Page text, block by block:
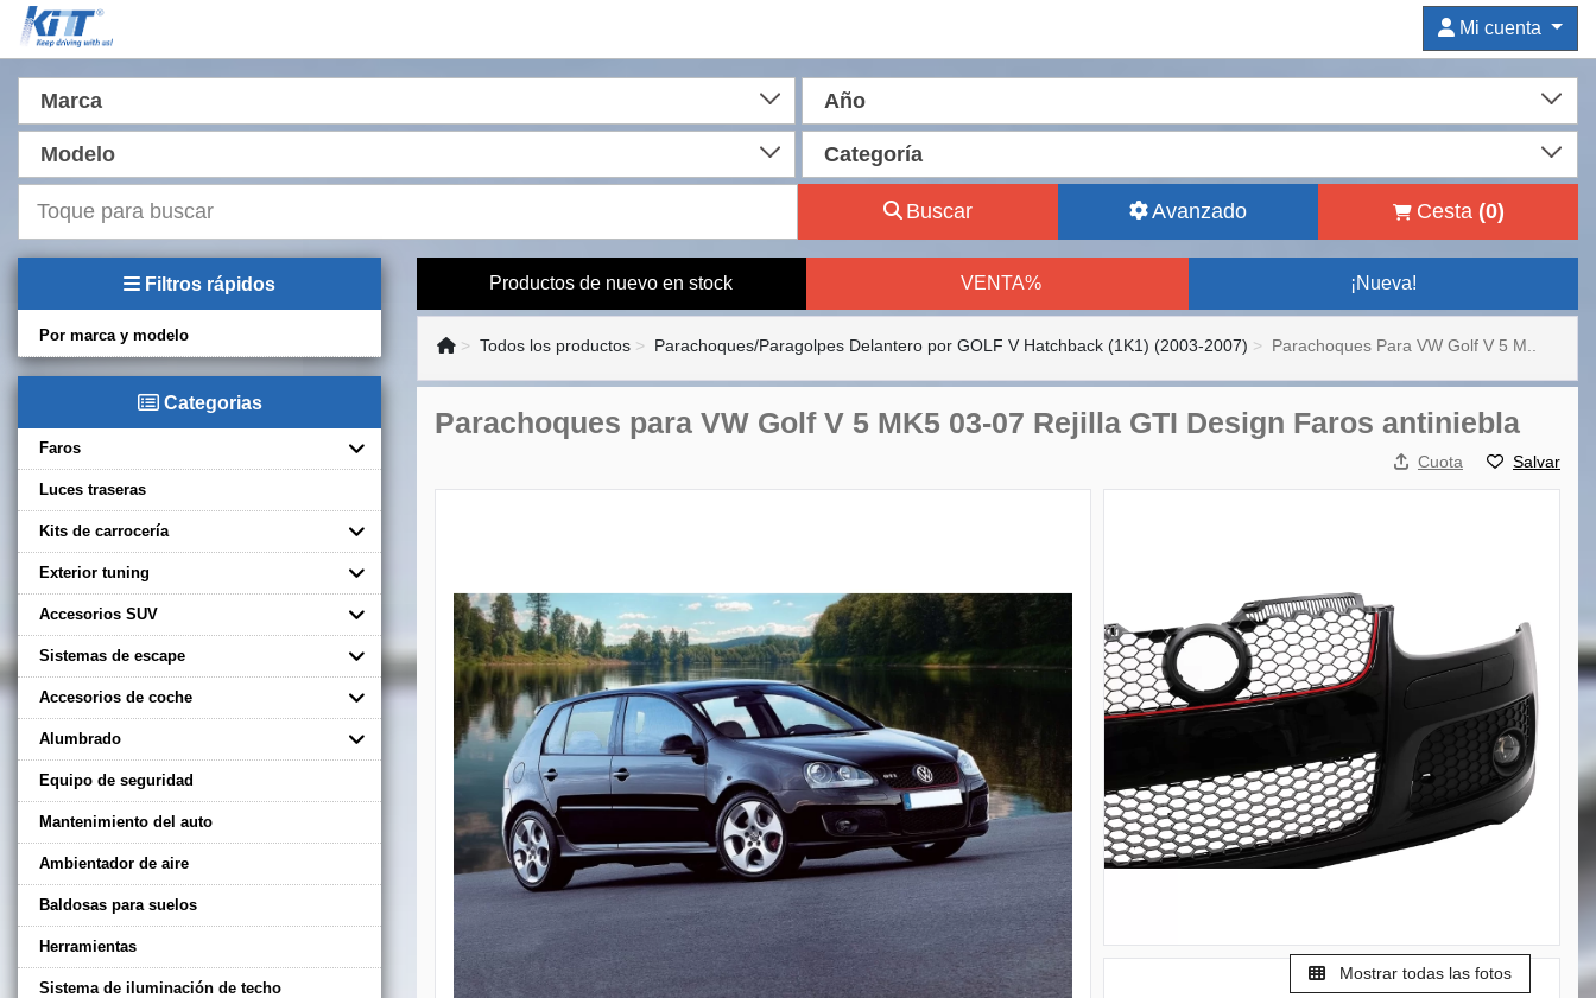
Mi cuenta
Marca Año
Modelo Categoría
Buscar Avanzado Cesta (0)
Filtros rápidos
Por marca y modelo
Categorias
Faros
Luces traseras
Kits de carrocería
Exterior tuning
Accesorios SUV
Sistemas de escape
Accesorios de coche
Alumbrado
Equipo de seguridad
Mantenimiento del auto
Ambientador de aire
Baldosas para suelos
Herramientas
Sistema de iluminación de techo
Productos de nuevo en stock VENTA% ¡Nueva!
Todos los productos Parachoques/Paragolpes Delantero por GOLF V Hatchback (1K1) (2003-2007) Parachoques Para VW Golf V 5 M..
Parachoques para VW Golf V 5 MK5 03-07 Rejilla GTI Design Faros antiniebla
Cuota Salvar
Mostrar todas las fotos